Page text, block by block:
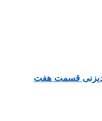
دیزنی قسمت هفت